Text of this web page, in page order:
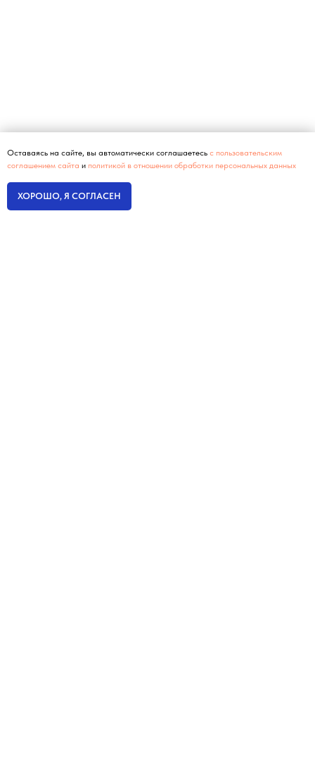
Оставаясь на сайте, вы автоматически соглашаетесь с пользовательским
соглашением сайта и политикой в отношении обработки персональных данных
ХОРОШО, Я СОГЛАСЕН